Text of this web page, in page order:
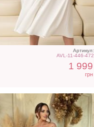
Артикул:
AVL-11-446-472
1 999
грн
Вечернее нарядное
корсетное платье зеленого
цвета